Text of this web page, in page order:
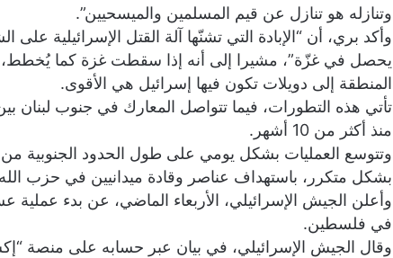
وتنازله هو تنازل عن قيم المسلمين والميسحيين”.
وأكد بري، أن “الإبادة التي تشنّها آلة القتل
يحصل في غزّة”، مشيرا إلى أنه إذا سقطت غزة كما يُخطط،
المنطقة إلى دويلات تكون فيها إسرائيل هي الأقوى.
تأتي هذه التطورات، فيما تتواصل المعارك في جنوب
منذ أكثر من 10 أشهر.
وتتوسع العمليات بشكل يومي على طول الحدود الجنوبية
بشكل متكرر، باستهداف عناصر وقادة ميدانيين في حزب
وأعلن الجيش الإسرائيلي، الأربعاء الماضي، عن بدء
في فلسطين.
وقال الجيش الإسرائيلي، في بيان عبر حسابه على منصة